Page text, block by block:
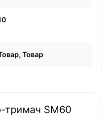
Товар
тримач SM60